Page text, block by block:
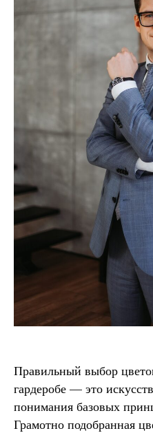
Правильный выбор
гардеробе — это
понимания базовых
Грамотно подобранная